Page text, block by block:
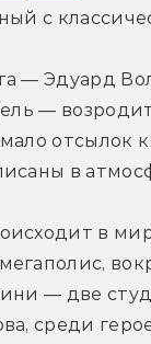
с
— Эдуард
—
отсылок
в
в
— две
среди